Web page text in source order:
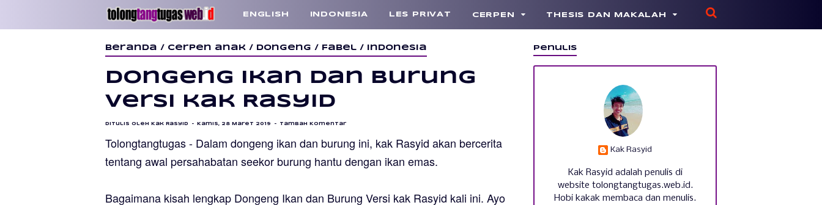
ENGLISH INDONESIA LES PRIVAT CERPEN THESIS DAN MAKALAH
Beranda / Cerpen anak / Dongeng / Fabel / Indonesia
Dongeng Ikan dan Burung
Versi kak Rasyid
Ditulis oleh Kak Rasyid Kamis, 28 Maret 2019 Tambah Komentar
Tolongtangtugas - Dalam dongeng ikan dan burung ini, kak Rasyid akan bercerita
tentang awal persahabatan seekor burung hantu dengan ikan emas.
Bagaimana kisah lengkap Dongeng Ikan dan Burung Versi kak Rasyid kali ini. Ayo
Penulis
Kak Rasyid
Kak Rasyid adalah penulis di
website tolongtangtugas.web.id.
Hobi kakak membaca dan menulis.